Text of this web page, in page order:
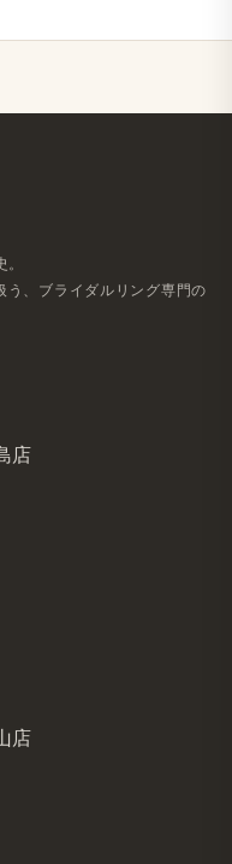
う、​ブライダルリング専門の​
店
店